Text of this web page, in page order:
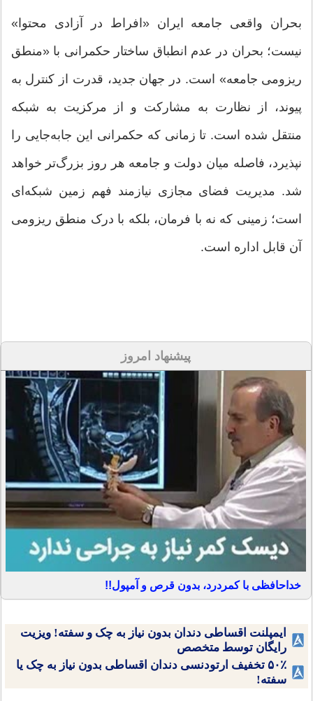
بحران واقعی جامعه ایران «افراط در آزادی محتوا»
نیست؛ بحران در عدم انطباق ساختار حکمرانی با «منطق
ریزومی جامعه» است. در جهان جدید، قدرت از کنترل به
پیوند، از نظارت به مشارکت و از مرکزیت به شبکه
منتقل شده است. تا زمانی که حکمرانی این جابه‌جایی را
نپذیرد، فاصله میان دولت و جامعه هر روز بزرگ‌تر خواهد
شد. مدیریت فضای مجازی نیازمند فهم زمین شبکه‌ای
است؛ زمینی که نه با فرمان، بلکه با درک منطق ریزومی
آن قابل اداره است.
پیشنهاد امروز
خداحافظی با کمردرد، بدون قرص و آمپول!!
ایمپلنت اقساطی دندان بدون نیاز به چک و سفته! ویزیت
رایگان توسط متخصص
۵۰٪ تخفیف ارتودنسی دندان اقساطی بدون نیاز به چک یا
سفته!